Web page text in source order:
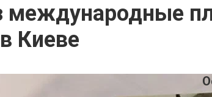
международные
Киеве